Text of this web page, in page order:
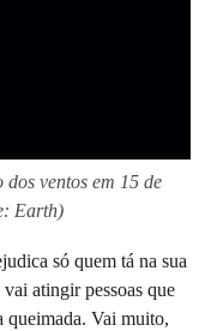
ventos em 15 de
Earth)
só quem tá na sua
atingir pessoas que
queimada. Vai muito,